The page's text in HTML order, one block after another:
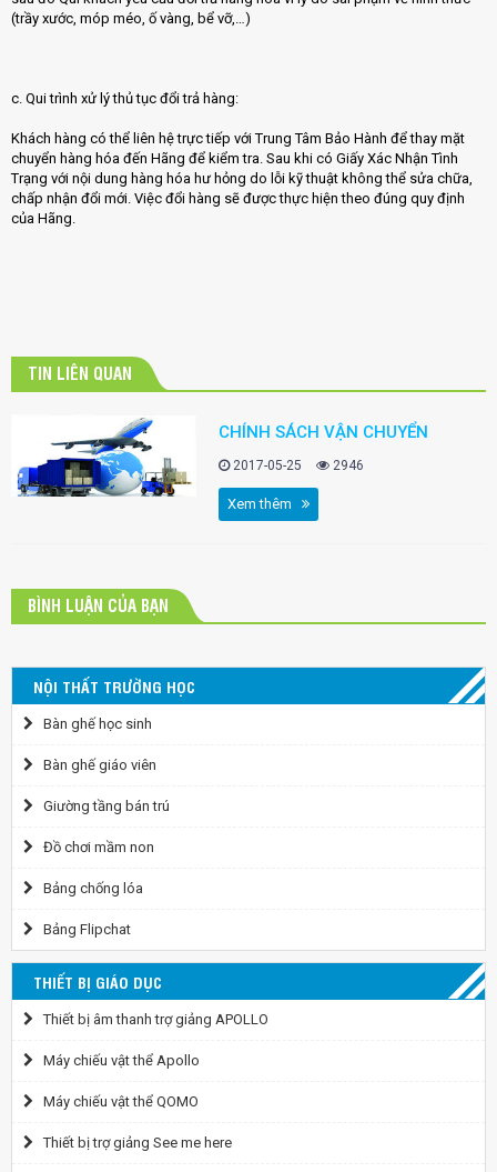
(trầy xước, móp méo, ố vàng, bể vỡ,…)
c. Qui trình xử lý thủ tục đổi trả hàng:
Khách hàng có thể liên hệ trực tiếp với Trung Tâm Bảo Hành để thay mặt
chuyển hàng hóa đến Hãng để kiểm tra. Sau khi có Giấy Xác Nhận Tình
Trạng với nội dung hàng hóa hư hỏng do lỗi kỹ thuật không thể sửa chữa,
chấp nhận đổi mới. Việc đổi hàng sẽ được thực hiện theo đúng quy định
của Hãng.
TIN LIÊN QUAN
CHÍNH SÁCH VẬN CHUYỂN
2017-05-25 2946
Xem thêm
BÌNH LUẬN CỦA BẠN
NỘI THẤT TRƯỜNG HỌC
Bàn ghế học sinh
Bàn ghế giáo viên
Giường tầng bán trú
Đồ chơi mầm non
Bảng chống lóa
Bảng Flipchat
THIẾT BỊ GIÁO DỤC
Thiết bị âm thanh trợ giảng APOLLO
Máy chiếu vật thể Apollo
Máy chiếu vật thể QOMO
Thiết bị trợ giảng See me here